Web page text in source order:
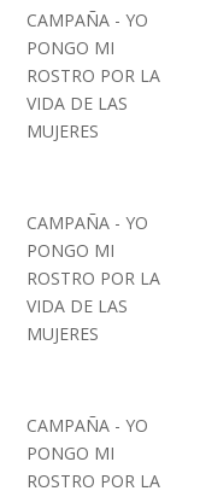
CAMPAÑA - YO
PONGO MI
ROSTRO POR LA
VIDA DE LAS
MUJERES
CAMPAÑA - YO
PONGO MI
ROSTRO POR LA
VIDA DE LAS
MUJERES
CAMPAÑA - YO
PONGO MI
ROSTRO POR LA